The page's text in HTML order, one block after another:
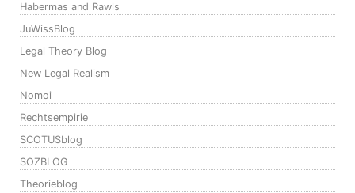
Habermas and Rawls
JuWissBlog
Legal Theory Blog
New Legal Realism
Nomoi
Rechtsempirie
SCOTUSblog
SOZBLOG
Theorieblog